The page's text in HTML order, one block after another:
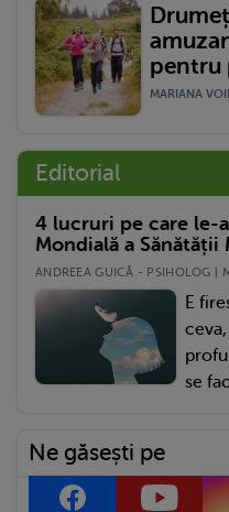
pentru
MARIANA
Editorial
4 lucruri pe care le-
Mondială a Sănătății
ANDREEA GUICĂ - PSIHOLOG |
E
se
Ne găsești pe